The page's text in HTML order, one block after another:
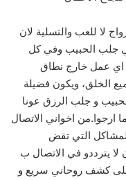
لا للعب والتسلية لان
جلب الحبيب وفي كل
اي عمل خارج نطاق
الخلق، ويكون فضيلة
و جلب الرزق عونا
ارجوا.من اخواني الاتصال
التي تقض
يترددو في الاتصال ب
كشف روحاني سريع و